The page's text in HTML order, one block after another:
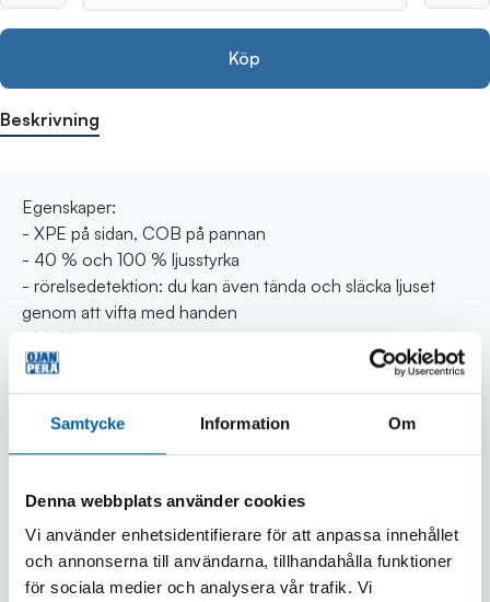
Samtycke Information Om
Denna webbplats använder cookies
Vi använder enhetsidentifierare för att anpassa innehållet
och annonserna till användarna, tillhandahålla funktioner
för sociala medier och analysera vår trafik. Vi
Köp
Beskrivning
Egenskaper:
- XPE på sidan, COB på pannan
- 40 % och 100 % ljusstyrka
- rörelsedetektion: du kan även tända och släcka ljuset
genom att vifta med handen
- blinkljus
- USB-C uppladdningsbar
Tekniska data:
- ljusflöde 350 lm